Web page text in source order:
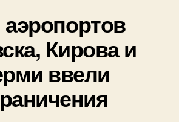
Кирова и
ввели